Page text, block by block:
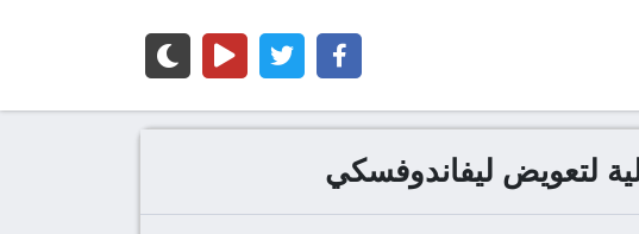
لتعويض ليفاندوفسكي